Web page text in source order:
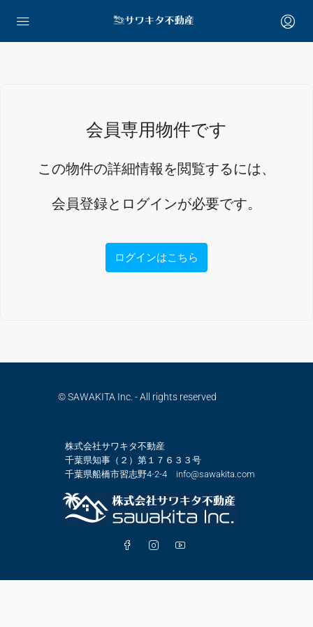
会員専用物件です
この物件の詳細情報を閲覧するには、
会員登録とログインが必要です。
ログインはこちら
© SAWAKITA Inc. - All rights reserved
株式会社サワキタ不動産
千葉県知事（２）第１７６３３号
千葉県船橋市習志野4-2-4 info@sawakita.com